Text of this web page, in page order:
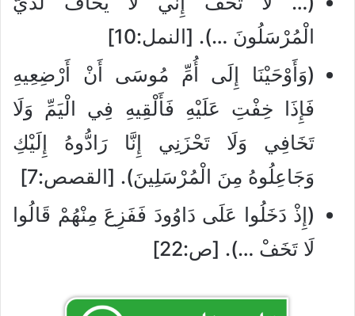
الْمُرْسَلُونَ …). [النمل:10]
(وَأَوْحَيْنَا إِلَى أُمِّ مُوسَى أَنْ أَرْضِعِيهِ
فَإِذَا خِفْتِ عَلَيْهِ فَأَلْقِيهِ فِي الْيَمِّ وَلَا
تَخَافِي وَلَا تَحْزَنِي إِنَّا رَادُّوهُ إِلَيْكِ
وَجَاعِلُوهُ مِنَ الْمُرْسَلِينَ). [القصص:7]
(إِذْ دَخَلُوا عَلَى دَاوُودَ فَفَزِعَ مِنْهُمْ قَالُوا
لَا تَخَفْ …). [ص:22]